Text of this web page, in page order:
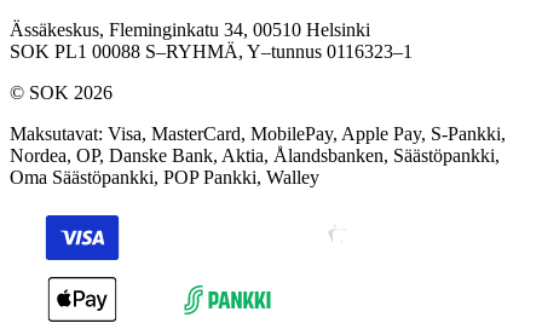
Ässäkeskus, Fleminginkatu 34, 00510 Helsinki
SOK PL1 00088 S–RYHMÄ, Y–tunnus 0116323–1
© SOK 2026
Maksutavat: Visa, MasterCard, MobilePay, Apple Pay, S-Pankki,
Nordea, OP, Danske Bank, Aktia, Ålandsbanken, Säästöpankki,
Oma Säästöpankki, POP Pankki, Walley